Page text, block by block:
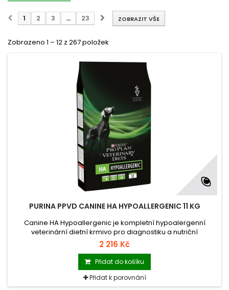
ZOBRAZIT VŠE
1 2 3 ... 23
Zobrazeno 1 – 12 z 267 položek
PURINA PPVD CANINE HA HYPOALLERGENIC 11 KG
Canine HA Hypoallergenic je kompletní hypoalergenní
veterinární dietní krmivo pro diagnostiku a nutriční
management alergie na krmivo u štěňat i dospělých psů.
Někteří psi mohou trpět alergií na krmivo, která se může
projevit kožními příznaky a/nebo podrážděním trávicího
traktu.
2 216 Kč
Přidat do košíku
Přidat k porovnání